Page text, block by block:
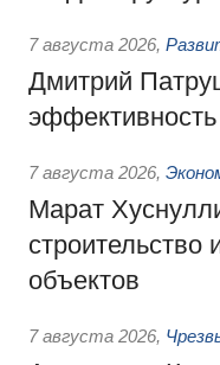
7 августа 2026,
Дмитрий
7 августа 2026,
Марат
объектов
7 августа 2026,